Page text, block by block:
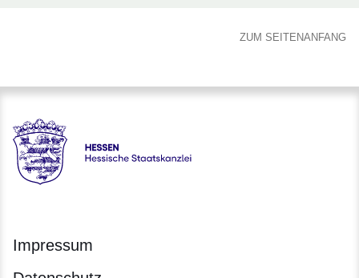
ZUM SEITENANFANG
Hessen - Hessische Staatskanzlei
Impressum